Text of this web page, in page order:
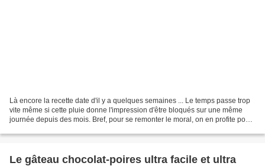
Là encore la recette date d'il y a quelques semaines ... Le temps passe trop
vite même si cette pluie donne l'impression d'être bloqués sur une même
journée depuis des mois. Bref, pour se remonter le moral, on en profite pour
Le gâteau chocolat-poires ultra facile et ultra